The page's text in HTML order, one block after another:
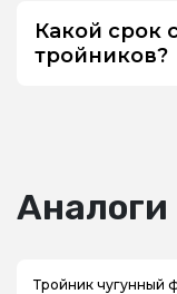
Какой срок
тройников?
Аналоги
Тройник чугунный